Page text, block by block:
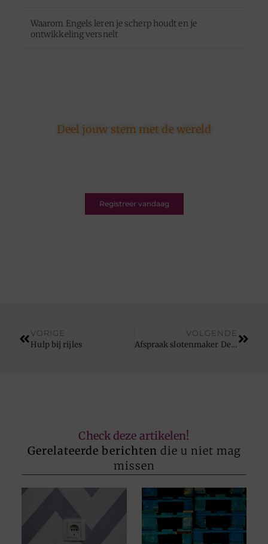
Waarom Engels leren je scherp houdt en je
ontwikkeling versnelt
Deel jouw stem met de wereld
Registreer vandaag
VORIGE
Hulp bij rijles
VOLGENDE
Afspraak slotenmaker Den Haag
Check deze artikelen!
Gerelateerde berichten die u niet mag
missen